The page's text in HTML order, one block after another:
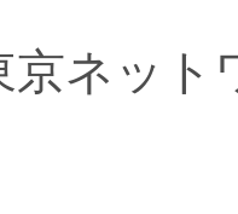
ネット